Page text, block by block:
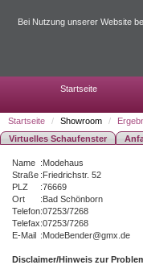
Startseite
Startseite Showroom
Virtuelles Schaufenster
Name :Modehaus
Straße :Friedrichstr. 52
PLZ
:76669
Ort
:Bad Schönborn
Telefon:07253/7268
Telefax:07253/7268
E-Mail :ModeBender@gmx.de
Disclaimer/Hinweis zur
Bei Nutzung unserer Website